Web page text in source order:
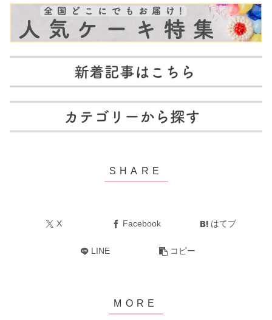
X Facebook はてブ
LINE コピー